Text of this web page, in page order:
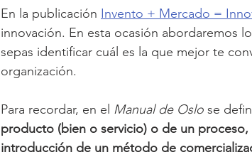
En la publicación Invento + Mercado =
innovación. En esta ocasión abordaremos
sepas identificar cuál es la que mejor te
organización.
Para recordar, en el Manual de Oslo se
producto (bien o servicio) o de un
introducción de un método de